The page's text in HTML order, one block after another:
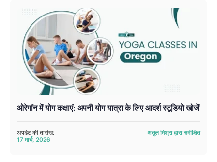
ओरेगॉन में योग कक्षाएं: अपनी योग यात्रा के लिए आदर्श स्टूडियो खोजें
अपडेट की तारीख:
17 मार्च, 2026
अतुल मिश्रा द्वारा समीक्षित